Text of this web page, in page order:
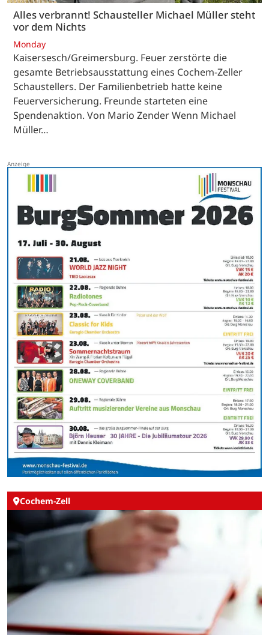
Alles verbrannt! Schausteller Michael Müller steht
vor dem Nichts
Monday
Kaisersesch/Greimersburg. Feuer zerstörte die
gesamte Betriebsausstattung eines Cochem-Zeller
Schaustellers. Der Familienbetrieb hatte keine
Feuerversicherung. Freunde starteten eine
Spendenaktion. Von Mario Zender Wenn Michael
Müller…
Cochem-Zell